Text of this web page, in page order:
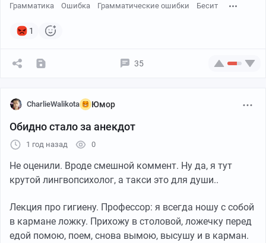
Грамматика Ошибка Грамматические ошибки Бесит
1
35
CharlieWalikota Юмор
Обидно стало за анекдот
1 год назад 0
Не оценили. Вроде смешной коммент. Ну да, я тут
крутой лингвопсихолог, а такси это для души..
Лекция про гигиену. Профессор: я всегда ношу с собой
в кармане ложку. Прихожу в столовой, ложечку перед
едой помою, поем, снова вымою, высушу и в карман.